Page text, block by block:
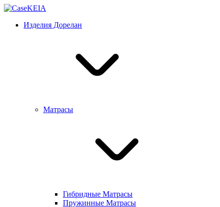
Изделия Дорелан
Матрасы
Гибридные Матрасы
Пружинные Матрасы